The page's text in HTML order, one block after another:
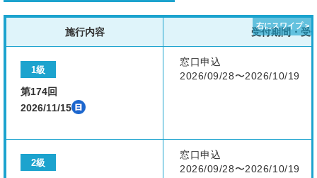
施行内容 受付期間・受
1級
第174回
2026/11/15
窓口申込
2026/09/28〜2026/10/19
2級
窓口申込
2026/09/28〜2026/10/19